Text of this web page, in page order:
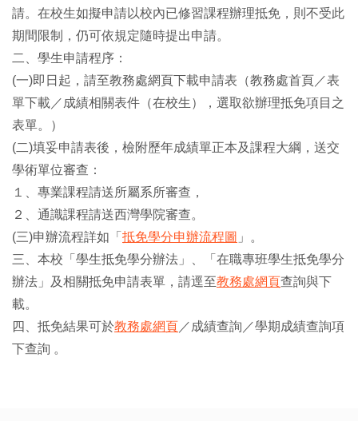
請。在校生如擬申請以校內已修習課程辦理抵免，則不受此
期間限制，仍可依規定隨時提出申請。
二、學生申請程序：
(一)即日起，請至教務處網頁下載申請表（教務處首頁／表
單下載／成績相關表件（在校生），選取欲辦理抵免項目之
表單。）
(二)填妥申請表後，檢附歷年成績單正本及課程大綱，送交
學術單位審查：
１、專業課程請送所屬系所審查，
２、通識課程請送西灣學院審查。
(三)申辦流程詳如「 抵免學分申辦流程圖 」。
三、本校「學生抵免學分辦法」、「在職專班學生抵免學分
辦法」及相關抵免申請表單，請逕至教務處網頁查詢與下
載。
四、抵免結果可於教務處網頁 ／成績查詢／學期成績查詢項
下查詢 。